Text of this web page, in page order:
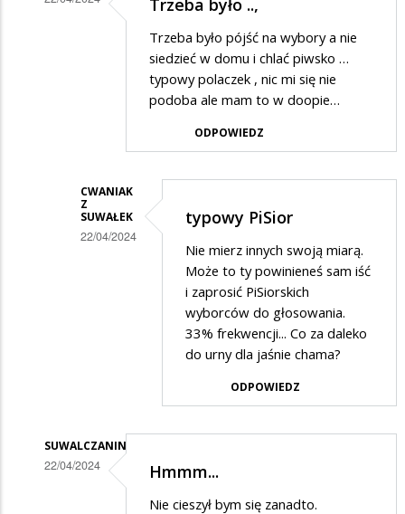
słyszałem?
odpowiedzi
Trzeba było pójść na wybory a nie
siedzieć w domu i chlać piwsko …
typowy polaczek , nic mi się nie
podoba ale mam to w doopie…
ODPOWIEDZ
CWANIAK
Z
SUWAŁEK
22/04/2024
było
..,
typowy PiSior
Nie mierz innych swoją miarą.
Może to ty powinieneś sam iść
i zaprosić PiSiorskich
wyborców do głosowania.
33% frekwencji... Co za daleko
do urny dla jaśnie chama?
ODPOWIEDZ
SUWALCZANIN
22/04/2024 Hmmm...
Nie cieszył bym się zanadto.